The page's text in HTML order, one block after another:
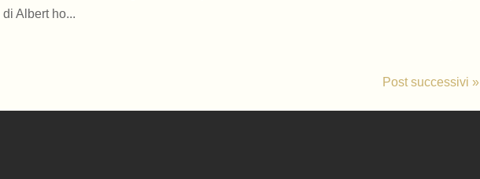
Albert ho...
Post successivi »